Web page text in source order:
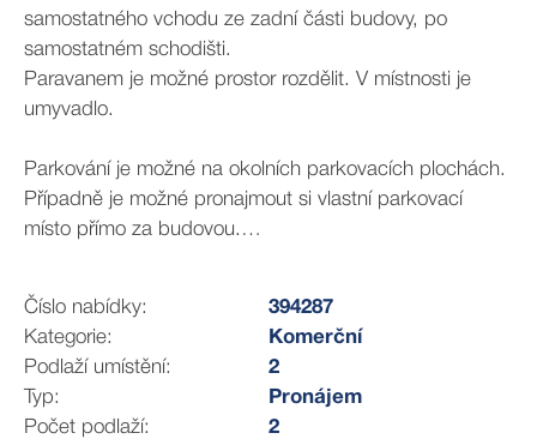
samostatného vchodu ze zadní části budovy, po
samostatném schodišti.
Paravanem je možné prostor rozdělit. V místnosti je
umyvadlo.
Parkování je možné na okolních parkovacích plochách.
Případně je možné pronajmout si vlastní parkovací
místo přímo za budovou.
(kanceláře, kadeřnictví, solnou jeskyni, fitness atd).
Nájemné činí 18.266 Kč/měsíčně, energie a služby jsou
v částce 6.480 Kč/měsíčně.
Individuálně lze jednat i o nájmu na jednorázové nebo
opakované akce.
Číslo nabídky:
394287
Kategorie:
Komerční
Podlaží umístění:
2
Typ:
Pronájem
Počet podlaží:
2